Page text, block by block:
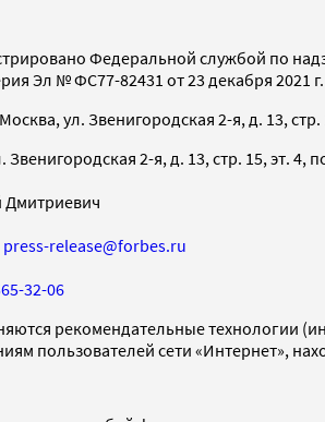
Федеральной службой по
Эл № ФС77-82431 от 23 декабря 2021 г.
ул. Звенигородская 2-я, д. 13, стр.
2-я, д. 13, стр. 15, эт. 4,
Дмитриевич
press-release@forbes.ru
32-06
рекомендательные технологии
пользователей сети «Интернет»,